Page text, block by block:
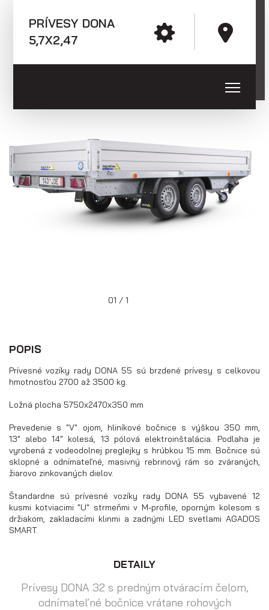
Sledujte nás
Prívesy s kolesami vedľa ložnej
plochy (plechové bočnice)
Prívesy s kolesami pod ložnou
bočnice)
PRÍVESY DONA
5,7X2,47
01 / 1
POPIS
Prívesné vozíky rady DONA 55 sú brzdené prívesy s celkovou
hmotnosťou 2700 až 3500 kg.
Ložná plocha 5750x2470x350 mm
Prevedenie s "V" ojom, hliníkové bočnice s výškou 350 mm,
13" alebo 14" kolesá, 13 pólová elektroinštalácia. Podlaha je
vyrobená z vodeodolnej preglejky s hrúbkou 15 mm. Bočnice sú
sklopné a odnímateľné, masivný rebrinový rám so zváraných,
žiarovo zinkovaných dielov.
Štandardne sú prívesné vozíky rady DONA 55 vybavené 12
kusmi kotviacimi "U" strmeňmi v M-profile, oporným kolesom s
držiakom, zakladacími klinmi a zadnými LED svetlami AGADOS
SMART.
DETAILY
Prívesy DONA 32 s predným otváracím čelom,
odnímateľné bočnice vrátane rohových